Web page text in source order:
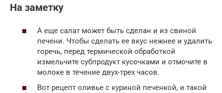
На заметку
А еще салат может быть сделан и из свиной
печени. Чтобы сделать ее вкус нежнее и удалить
горечь, перед термической обработкой
измельчите субпродукт кусочками и отмочите в
молоке в течение двух-трех часов.
Вот рецепт оливье с куриной печенкой, и такой